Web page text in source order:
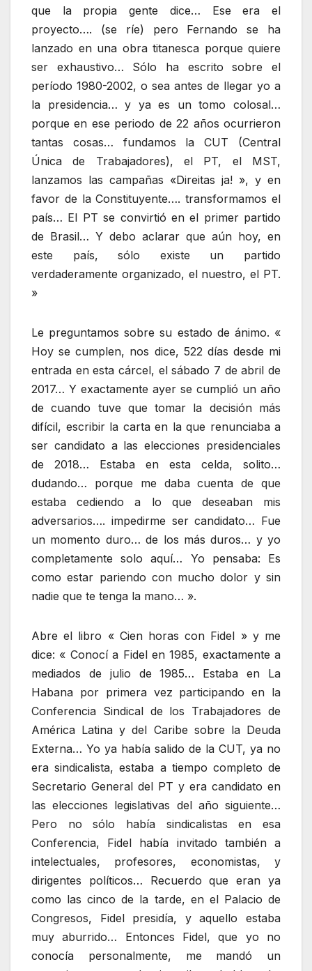
que la propia gente dice… Ese era el
proyecto…. (se ríe) pero Fernando se ha
lanzado en una obra titanesca porque quiere
ser exhaustivo… Sólo ha escrito sobre el
período 1980-2002, o sea antes de llegar yo a
la presidencia… y ya es un tomo colosal…
porque en ese periodo de 22 años ocurrieron
tantas cosas… fundamos la CUT (Central
Única de Trabajadores), el PT, el MST,
lanzamos las campañas «Direitas ja! », y en
favor de la Constituyente…. transformamos el
país… El PT se convirtió en el primer partido
de Brasil… Y debo aclarar que aún hoy, en
este país, sólo existe un partido
verdaderamente organizado, el nuestro, el PT.
»
Le preguntamos sobre su estado de ánimo. «
Hoy se cumplen, nos dice, 522 días desde mi
entrada en esta cárcel, el sábado 7 de abril de
2017… Y exactamente ayer se cumplió un año
de cuando tuve que tomar la decisión más
difícil, escribir la carta en la que renunciaba a
ser candidato a las elecciones presidenciales
de 2018… Estaba en esta celda, solito…
dudando… porque me daba cuenta de que
estaba cediendo a lo que deseaban mis
adversarios…. impedirme ser candidato… Fue
un momento duro… de los más duros… y yo
completamente solo aquí… Yo pensaba: Es
como estar pariendo con mucho dolor y sin
nadie que te tenga la mano… ».
Abre el libro « Cien horas con Fidel » y me
dice: « Conocí a Fidel en 1985, exactamente a
mediados de julio de 1985… Estaba en La
Habana por primera vez participando en la
Conferencia Sindical de los Trabajadores de
América Latina y del Caribe sobre la Deuda
Externa… Yo ya había salido de la CUT, ya no
era sindicalista, estaba a tiempo completo de
Secretario General del PT y era candidato en
las elecciones legislativas del año siguiente…
Pero no sólo había sindicalistas en esa
Conferencia, Fidel había invitado también a
intelectuales, profesores, economistas, y
dirigentes políticos… Recuerdo que eran ya
como las cinco de la tarde, en el Palacio de
Congresos, Fidel presidía, y aquello estaba
muy aburrido… Entonces Fidel, que yo no
conocía personalmente, me mandó un